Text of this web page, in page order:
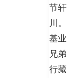
节
川。
基
兄
行